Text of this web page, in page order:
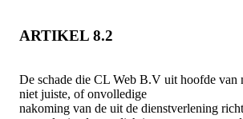
ARTIKEL 8.2
De schade die CL Web B.V uit hoofde van
niet juiste, of onvolledige
nakoming van de uit de dienstverlening